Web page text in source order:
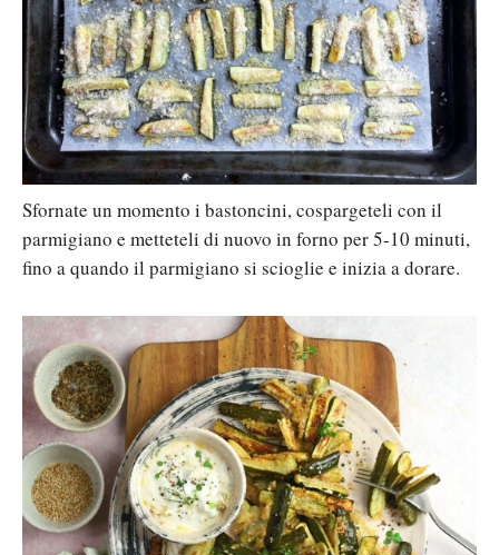
Sfornate un momento i bastoncini, cospargeteli con il
parmigiano e metteteli di nuovo in forno per 5-10 minuti,
fino a quando il parmigiano si scioglie e inizia a dorare.